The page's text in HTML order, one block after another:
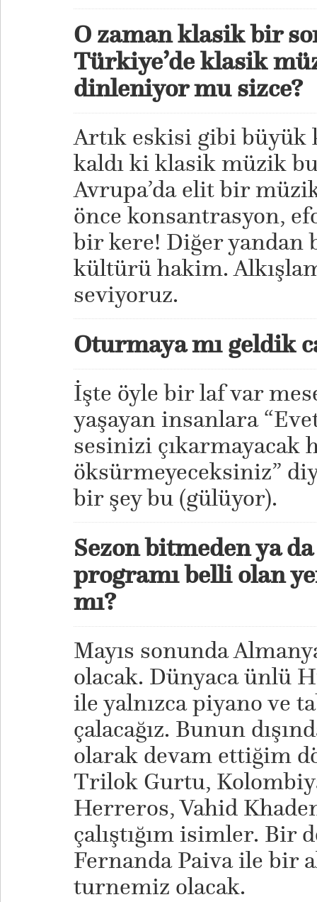
O zaman klasik bir
Türkiye’de klasik
dinleniyor mu sizce?
Artık eskisi gibi büyük
kaldı ki klasik müzik
Avrupa’da elit bir
önce konsantrasyon,
bir kere! Diğer yandan
kültürü hakim.
seviyoruz.
Oturmaya mı geldik
İşte öyle bir laf var
yaşayan insanlara
sesinizi çıkarmayacak
öksürmeyeceksiniz”
bir şey bu (gülüyor).
Sezon bitmeden ya
programı belli olan
mı?
Mayıs sonunda
olacak. Dünyaca ünlü
ile yalnızca piyano ve
çalacağız. Bunun
olarak devam ettiğim
Trilok Gurtu,
Herreros, Vahid
çalıştığım isimler. Bir
Fernanda Paiva ile bir
turnemiz olacak.